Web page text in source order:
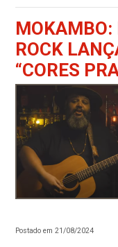
MOKAMBO:
ROCK
“CORES
Postado em 21/08/2024